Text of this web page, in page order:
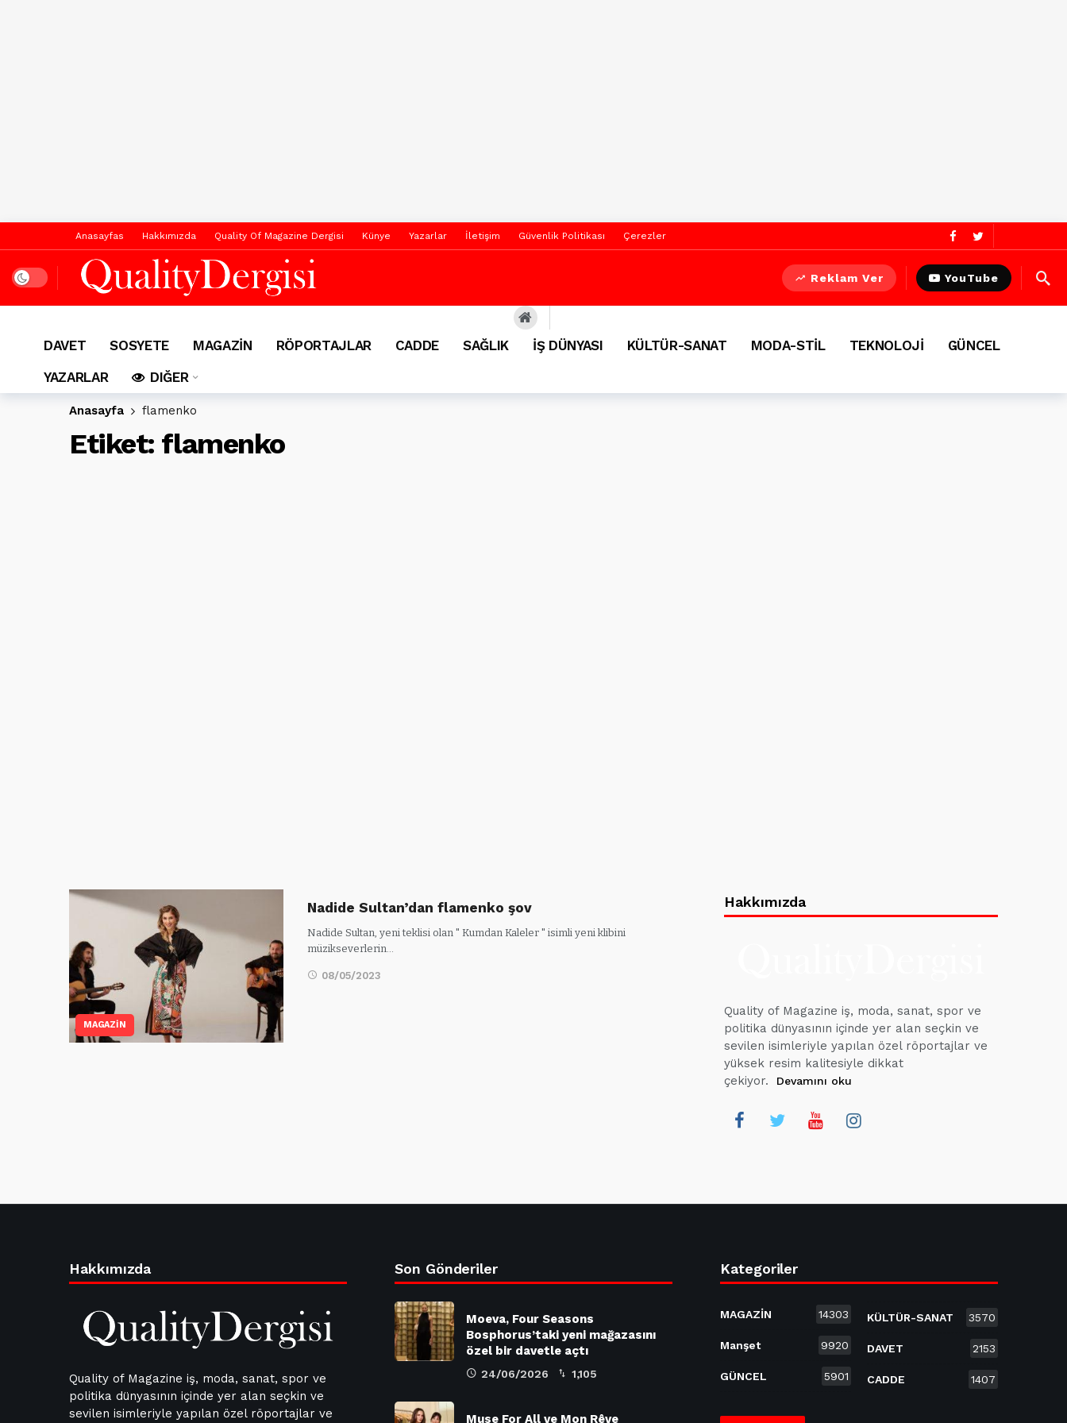
Anasayfas Hakkımızda Quality Of Magazine Dergisi Künye Yazarlar İletişim Güvenlik Politikası Çerezler
Dark mode Reklam Ver YouTube
DAVET SOSYETE MAGAZİN RÖPORTAJLAR CADDE SAĞLIK İŞ DÜNYASI KÜLTÜR-SANAT MODA-STİL TEKNOLOJİ
GÜNCEL
YAZARLAR
DIĞER
Anasayfa flamenko
Etiket: flamenko
MAGAZİN
Nadide Sultan’dan flamenko şov
Nadide Sultan, yeni teklisi olan " Kumdan Kaleler " isimli yeni klibini
müzikseverlerin…
08/05/2023
Hakkımızda
Quality of Magazine iş, moda, sanat, spor ve
politika dünyasının içinde yer alan seçkin ve
sevilen isimleriyle yapılan özel röportajlar ve
yüksek resim kalitesiyle dikkat
çekiyor.
Devamını oku
Hakkımızda
Quality of Magazine iş, moda, sanat, spor ve
politika dünyasının içinde yer alan seçkin ve
sevilen isimleriyle yapılan özel röportajlar ve
Son Gönderiler
Moeva, Four Seasons
Bosphorus’taki yeni mağazasını
özel bir davetle açtı
24/06/2026 1,105
Muse For All ve Mon Rêve
Kategoriler
MAGAZİN 14303
Manşet 9920
GÜNCEL 5901
KÜLTÜR-SANAT 3570
DAVET 2153
CADDE 1407